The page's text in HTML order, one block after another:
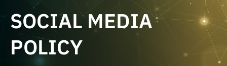
SOCIAL MEDIA
POLICY